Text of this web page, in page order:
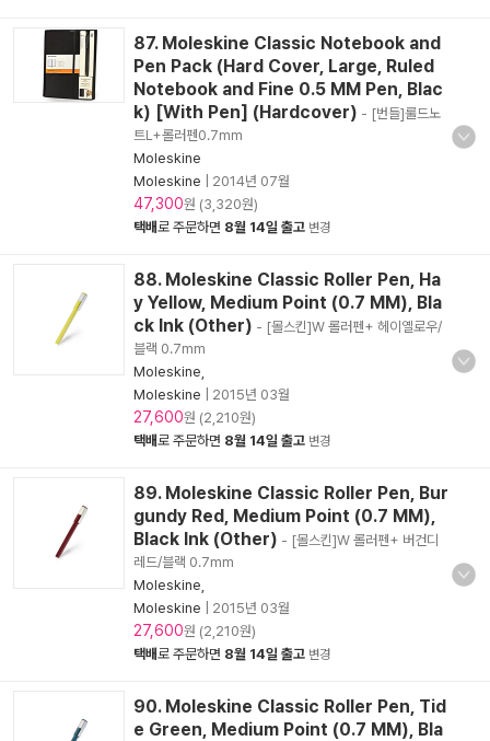
87. Moleskine Classic Notebook and
Pen Pack (Hard Cover, Large, Ruled
Notebook and Fine 0.5 MM Pen, Blac
k) [With Pen] (Hardcover) - [번들]룰드노
트L+롤러펜0.7mm
Moleskine
Moleskine
2014년 07월
47,300원 (3,320원)
택배로 주문하면 8월 14일 출고 변경
88. Moleskine Classic Roller Pen, Ha
y Yellow, Medium Point (0.7 MM), Bla
ck Ink (Other) - [몰스킨]W 롤러펜+ 헤이옐로우/
블랙 0.7mm
Moleskine,
Moleskine
2015년 03월
27,600원 (2,210원)
택배로 주문하면 8월 14일 출고 변경
89. Moleskine Classic Roller Pen, Bur
gundy Red, Medium Point (0.7 MM),
Black Ink (Other) - [몰스킨]W 롤러펜+ 버건디
레드/블랙 0.7mm
Moleskine,
Moleskine
2015년 03월
27,600원 (2,210원)
택배로 주문하면 8월 14일 출고 변경
90. Moleskine Classic Roller Pen, Tid
e Green, Medium Point (0.7 MM), Bla